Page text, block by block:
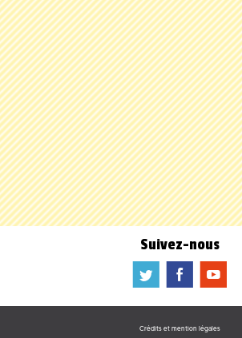
Suivez-nous
a b f
Crédits et mention légales